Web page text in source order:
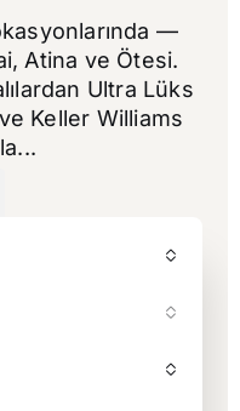
—
Atina ve Ötesi.
Ultra Lüks
ve Keller Williams